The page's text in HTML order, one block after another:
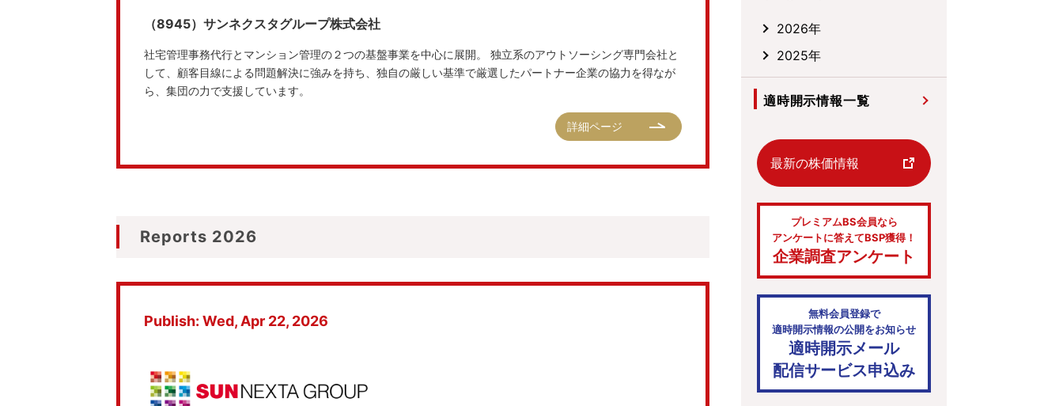
（8945）サンネクスタグループ株式会社
社宅管理事務代行とマンション管理の２つの基盤事業を中心に展開。 独立系のアウトソーシング専門会社と
して、顧客目線による問題解決に強みを持ち、独自の厳しい基準で厳選したパートナー企業の協力を得なが
ら、集団の力で支援しています。
詳細ページ
Reports 2026
Publish: Wed, Apr 22, 2026
2026年
2025年
適時開示情報一覧
最新の株価情報
プレミアムBS会員なら
アンケートに答えてBSP獲得！
企業調査アンケート
無料会員登録で
適時開示情報の公開をお知らせ
適時開示メール
配信サービス申込み